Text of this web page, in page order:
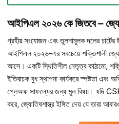
আইপিএল ২০২৬ কে জিতবে –
গ্রহীয় সংযোজন এবং তুলনামূলক দলের
আইপিএল ২০২৬-এর সবচেয়ে শক্তিশালী
আসে। একটি স্থিতিশীল নেতৃত্ব কাঠামো,
ইতিবাচক বুধ স্থাপনা কার্যকরে স্পষ্টতা
প্লেঅফ সাফল্যের জন্য মূল বিষয়। যদি CSK
করে, জ্যোতিষশাস্ত্র ইঙ্গিত দেয় যে তারা